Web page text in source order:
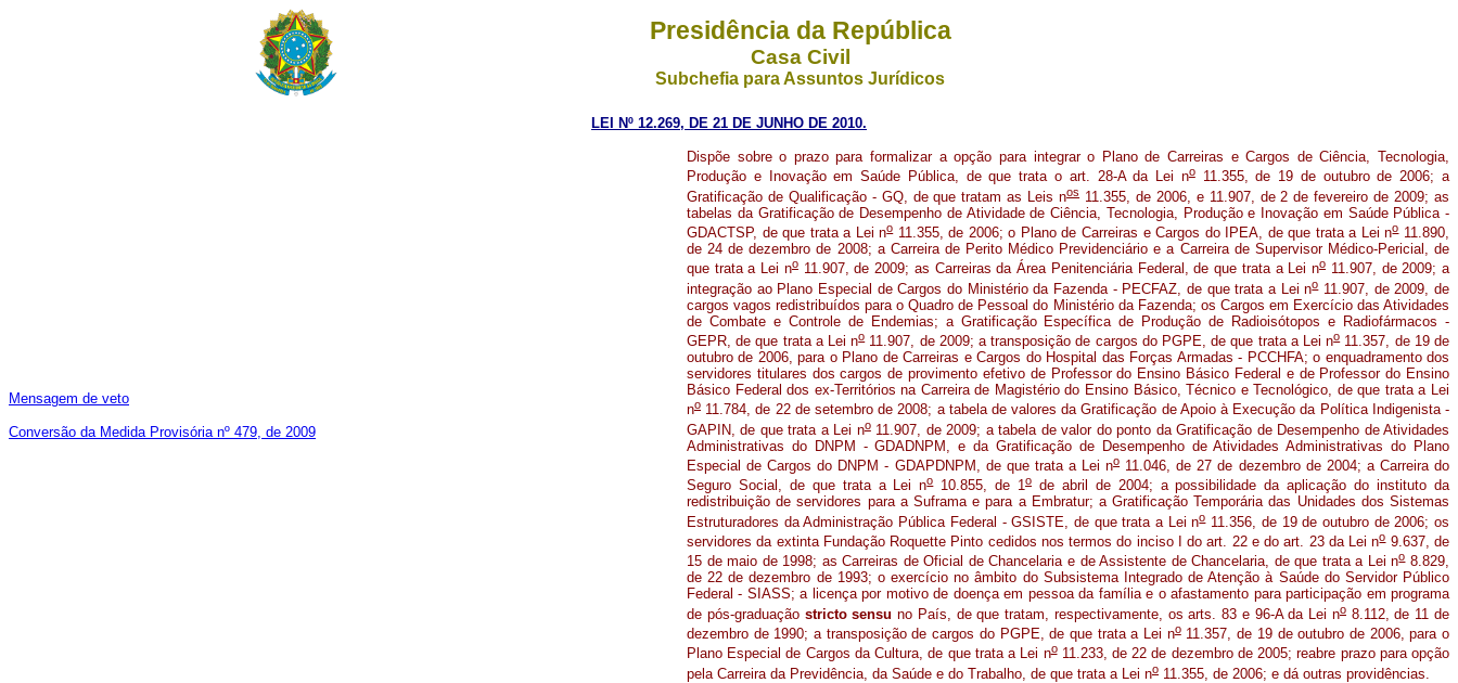
Presidência da República
Casa Civil
Subchefia para Assuntos Jurídicos
LEI Nº 12.269, DE 21 DE JUNHO DE 2010.
Mensagem de veto
Conversão da Medida Provisória nº 479, de 2009
Dispõe sobre o prazo para formalizar a opção para integrar o Plano de Carreiras e Cargos de Ciência, Tecnologia,
Produção e Inovação em Saúde Pública, de que trata o art. 28-A da Lei no11.355, de 19 de outubro de 2006; a
Gratificação de Qualificação - GQ, de que tratam as Leis nos 11.355, de 2006, e 11.907, de 2 de fevereiro de 2009; as
tabelas da Gratificação de Desempenho de Atividade de Ciência, Tecnologia, Produção e Inovação em Saúde Pública -
GDACTSP, de que trata a Lei no11.355, de 2006; o Plano de Carreiras e Cargos do IPEA, de que trata a Lei no11.890,
de 24 de dezembro de 2008; a Carreira de Perito Médico Previdenciário e a Carreira de Supervisor Médico-Pericial, de
que trata a Lei no11.907, de 2009; as Carreiras da Área Penitenciária Federal, de que trata a Lei no 11.907, de 2009; a
integração ao Plano Especial de Cargos do Ministério da Fazenda - PECFAZ, de que trata a Lei no11.907, de 2009, de
cargos vagos redistribuídos para o Quadro de Pessoal do Ministério da Fazenda; os Cargos em Exercício das Atividades
de Combate e Controle de Endemias; a Gratificação Específica de Produção de Radioisótopos e Radiofármacos -
GEPR, de que trata a Lei no11.907, de 2009; a transposição de cargos do PGPE, de que trata a Lei no11.357, de 19 de
outubro de 2006, para o Plano de Carreiras e Cargos do Hospital das Forças Armadas - PCCHFA; o enquadramento dos
servidores titulares dos cargos de provimento efetivo de Professor do Ensino Básico Federal e de Professor do Ensino
Básico Federal dos ex-Territórios na Carreira de Magistério do Ensino Básico, Técnico e Tecnológico, de que trata a Lei
no 11.784, de 22 de setembro de 2008; a tabela de valores da Gratificação de Apoio à Execução da Política Indigenista -
GAPIN, de que trata a Lei no11.907, de 2009; a tabela de valor do ponto da Gratificação de Desempenho de Atividades
Administrativas do DNPM - GDADNPM, e da Gratificação de Desempenho de Atividades Administrativas do Plano
Especial de Cargos do DNPM - GDAPDNPM, de que trata a Lei no 11.046, de 27 de dezembro de 2004; a Carreira do
Seguro Social, de que trata a Lei no10.855, de 1o de abril de 2004; a possibilidade da aplicação do instituto da
redistribuição de servidores para a Suframa e para a Embratur; a Gratificação Temporária das Unidades dos Sistemas
Estruturadores da Administração Pública Federal - GSISTE, de que trata a Lei no11.356, de 19 de outubro de 2006; os
servidores da extinta Fundação Roquette Pinto cedidos nos termos do inciso I do art. 22 e do art. 23 da Lei no9.637, de
15 de maio de 1998; as Carreiras de Oficial de Chancelaria e de Assistente de Chancelaria, de que trata a Lei no8.829,
de 22 de dezembro de 1993; o exercício no âmbito do Subsistema Integrado de Atenção à Saúde do Servidor Público
Federal - SIASS; a licença por motivo de doença em pessoa da família e o afastamento para participação em programa
de pós-graduação stricto sensu no País, de que tratam, respectivamente, os arts. 83 e 96-A da Lei no8.112, de 11 de
dezembro de 1990; a transposição de cargos do PGPE, de que trata a Lei no11.357, de 19 de outubro de 2006, para o
Plano Especial de Cargos da Cultura, de que trata a Lei no11.233, de 22 de dezembro de 2005; reabre prazo para opção
pela Carreira da Previdência, da Saúde e do Trabalho, de que trata a Lei no 11.355, de 2006; e dá outras providências.